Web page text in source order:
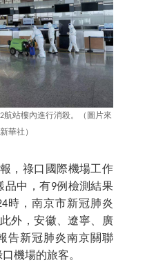
航站樓內進行消殺。（圖片來
華社）
，祿口國際機場工作
品中，有9例檢測結果
時，南京市新冠肺炎
外，安徽、遼寧、廣
告新冠肺炎南京關聯
機場的旅客。